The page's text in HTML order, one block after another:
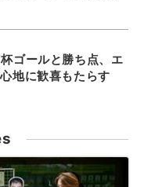
ゴールと勝ち点、エ
地に歓喜もたらす